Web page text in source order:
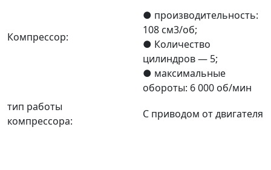
Компрессор:
● производительность:
108 см3/об;
● Количество
цилиндров — 5;
● максимальные
обороты: 6 000 об/мин
тип работы
компрессора:
С приводом от двигателя